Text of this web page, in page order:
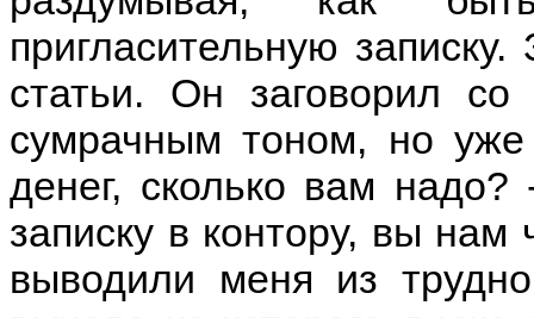
пригласительную
статьи. Он заговорил
сумрачным тоном, но
денег, сколько вам
записку в контору, вы
выводили меня из